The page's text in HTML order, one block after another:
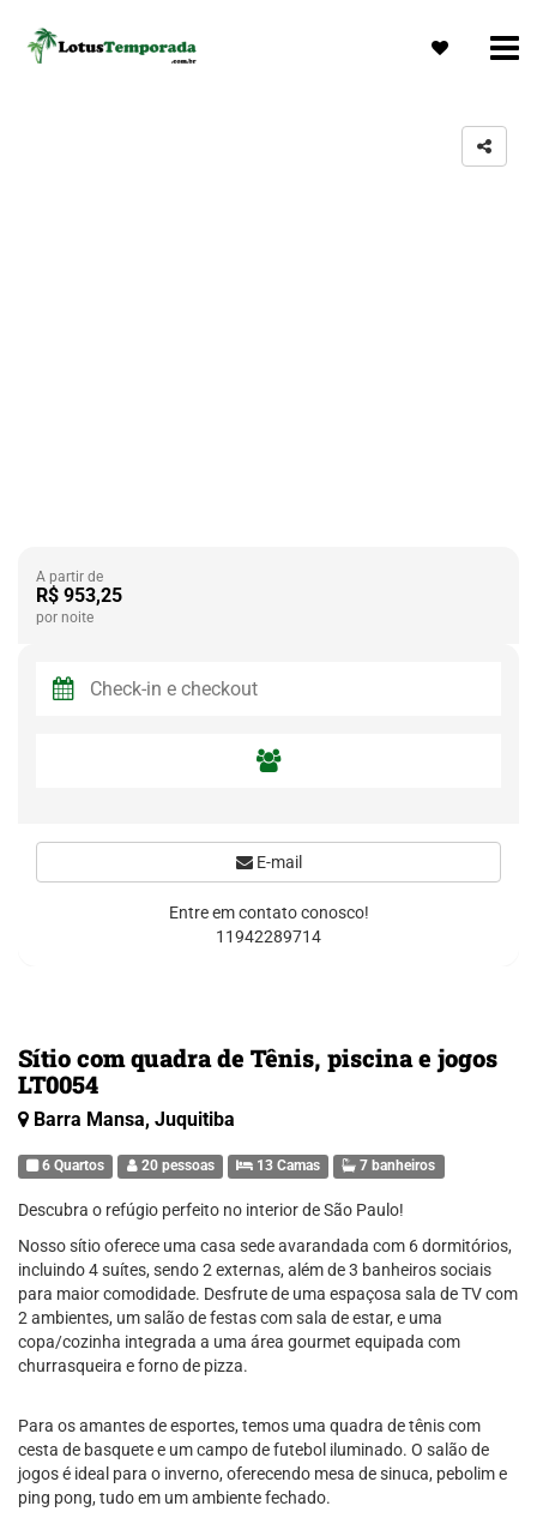
Sítio com quadra de Tênis, piscina e jogos
LT0054
Barra Mansa, Juquitiba
6 Quartos 20 pessoas 13 Camas 7 banheiros
Descubra o refúgio perfeito no interior de São Paulo!
Nosso sítio oferece uma casa sede avarandada com 6 dormitórios,
incluindo 4 suítes, sendo 2 externas, além de 3 banheiros sociais
para maior comodidade. Desfrute de uma espaçosa sala de TV com
2 ambientes, um salão de festas com sala de estar, e uma
copa/cozinha integrada a uma área gourmet equipada com
churrasqueira e forno de pizza.
Para os amantes de esportes, temos uma quadra de tênis com
cesta de basquete e um campo de futebol iluminado. O salão de
jogos é ideal para o inverno, oferecendo mesa de sinuca, pebolim e
ping pong, tudo em um ambiente fechado.
A partir de
R$ 953,25
por noite
E-mail
Entre em contato conosco!
11942289714